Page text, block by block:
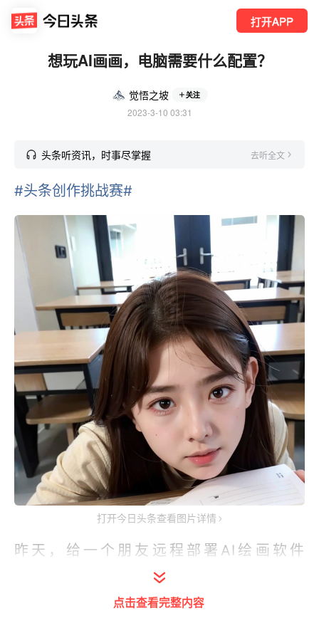
打开APP
想玩AI画画，电脑需要什么配置？
觉悟之坡 关注
2023-3-10 03:31
头条听资讯，时事尽掌握 去听全文
#头条创作挑战赛#
打开今日头条查看图片详情
昨天，给一个朋友远程部署AI绘画软件
Stable-diffusion-webui的时候，发现，他
的机子性能不满足软件运行的基本要求，只
点击查看完整内容